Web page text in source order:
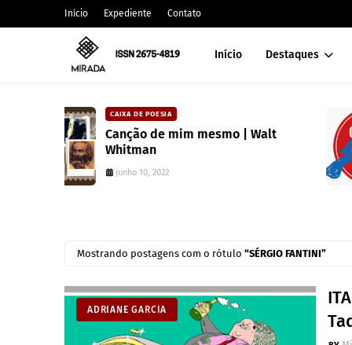
Início Expediente Contato
Início Destaques
Editora Toma Aí Um Poema
coleção para valorizar
Mostrando postagens com o rótulo SÉRGIO FANTINI
ADRIANE GARCIA